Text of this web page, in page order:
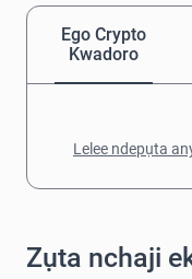
Ego Crypto
Kwadoro
Lelee ndepụta
Zụta nchaji